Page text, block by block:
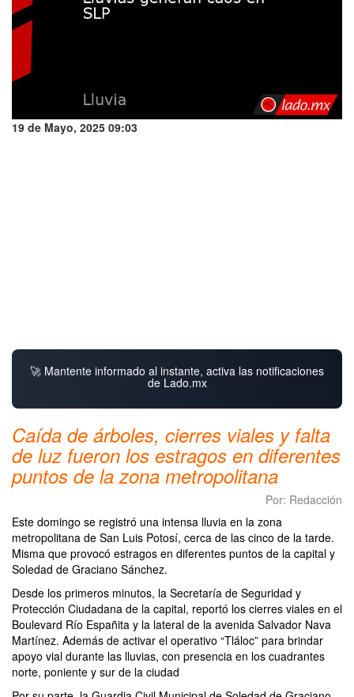
19 de Mayo, 2025 09:03
🚀 Mantente informado al instante, activa las notificaciones
de Lado.mx
Caída de árboles, cierres viales y falta
de luz fueron los estragos en diferentes
puntos de la zona metropolitana
Por: Redacción
Este domingo se registró una intensa lluvia en la zona
metropolitana de San Luis Potosí, cerca de las cinco de la tarde.
Misma que provocó estragos en diferentes puntos de la capital y
Soledad de Graciano Sánchez.
Desde los primeros minutos, la Secretaría de Seguridad y
Protección Ciudadana de la capital, reportó los cierres viales en el
Boulevard Río Españita y la lateral de la avenida Salvador Nava
Martínez. Además de activar el operativo “Tláloc” para brindar
apoyo vial durante las lluvias, con presencia en los cuadrantes
norte, poniente y sur de la ciudad